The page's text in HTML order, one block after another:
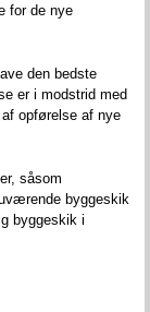
for de nye
den bedste
er i modstrid med
opførelse af nye
såsom
byggeskik
byggeskik i